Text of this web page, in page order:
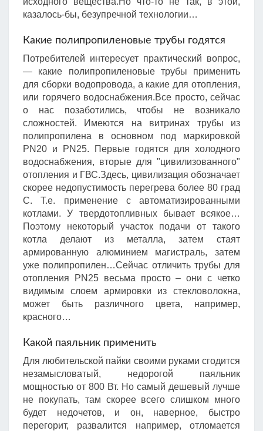
казалось-бы, безупречной технологии…
Какие полипропиленовые трубы годятся
Потребителей интересует практический вопрос,
— какие полипропиленовые трубы применить
для сборки водопровода, а какие для отопления,
или горячего водоснабжения.Все просто, сейчас
о нас позаботились, чтобы не возникало
сложностей. Имеются на витринах трубы из
полипропилена в основном под маркировкой
PN20 и PN25. Первые годятся для холодного
водоснабжения, вторые для "цивилизованного"
отопления и ГВС.Здесь, цивилизация обозначает
скорее недопустимость перегрева более 80 град
С. Т.е. применение с автоматизированными
котлами. У твердотопливных бывает всякое…
Поэтому некоторый участок подачи от такого
котла делают из металла, затем стаят
армированную алюминием магистраль, затем
уже полипропилен…Сейчас отличить трубы для
отопления PN25 весьма просто – они с четко
видимым слоем армировки из стекловолокна,
может быть различного цвета, например,
красного…
Какой паяльник применить
Для любительской пайки своими руками сгодится
незамысловатый, недорогой паяльник
мощностью от 800 Вт. Но самый дешевый лучше
не покупать, там скорее всего слишком много
будет недочетов, и он, наверное, быстро
перегорит, развалится например, отломается